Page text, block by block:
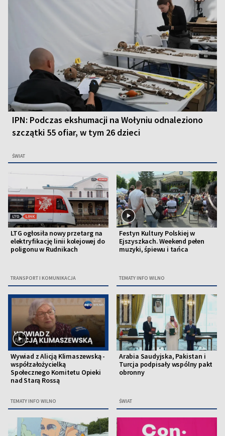
IPN: Podczas ekshumacji na Wołyniu odnaleziono
szczątki 55 ofiar, w tym 26 dzieci
ŚWIAT
LTG ogłosiła nowy przetarg na
elektryfikację linii kolejowej do
poligonu w Rudnikach
TRANSPORT I KOMUNIKACJA
Festyn Kultury Polskiej w
Ejszyszkach. Weekend pełen
muzyki, śpiewu i tańca
TEMATY INFO WILNO
Wywiad z Alicją Klimaszewską -
współzałożycielką
Społecznego Komitetu Opieki
nad Starą Rossą
TEMATY INFO WILNO
Arabia Saudyjska, Pakistan i
Turcja podpisały wspólny pakt
obronny
ŚWIAT